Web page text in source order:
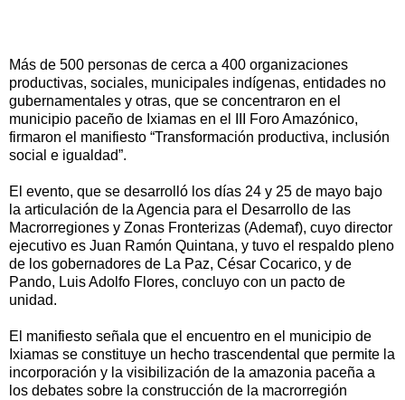
Más de 500 personas de cerca a 400 organizaciones
productivas, sociales, municipales indígenas, entidades no
gubernamentales y otras, que se concentraron en el
municipio paceño de Ixiamas en el III Foro Amazónico,
firmaron el manifiesto “Transformación productiva, inclusión
social e igualdad”.
El evento, que se desarrolló los días 24 y 25 de mayo bajo
la articulación de la Agencia para el Desarrollo de las
Macrorregiones y Zonas Fronterizas (Ademaf), cuyo director
ejecutivo es Juan Ramón Quintana, y tuvo el respaldo pleno
de los gobernadores de La Paz, César Cocarico, y de
Pando, Luis Adolfo Flores, concluyo con un pacto de
unidad.
El manifiesto señala que el encuentro en el municipio de
Ixiamas se constituye un hecho trascendental que permite la
incorporación y la visibilización de la amazonia paceña a
los debates sobre la construcción de la macrorregión